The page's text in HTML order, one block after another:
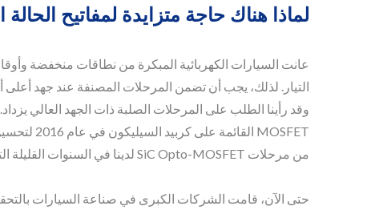
لماذا هناك حاجة متزايدة لمفاتيح
عانت السيارات الكهربائية المبكرة من نطاقات منخفضة
من مرحلات SiC Opto-MOSFET لدينا في السنوات القليلة التالية. اعتبارًا من عام 2022، تجاوز الإنتاج الشهري لمرحلات Opto-SiC MOSFET 4,000,000 قطعة.